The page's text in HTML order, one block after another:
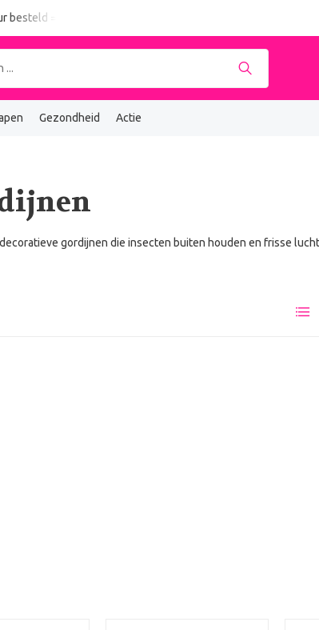
besteld = vandaag verzonden
Gezondheid Actie
gordijnen die insecten buiten houden en frisse